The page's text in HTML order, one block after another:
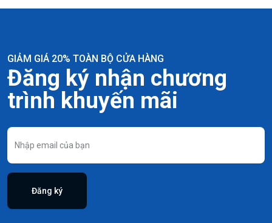
GIẢM GIÁ 20% TOÀN BỘ CỬA HÀNG
Đăng ký nhận chương
trình khuyến mãi
Đăng ký